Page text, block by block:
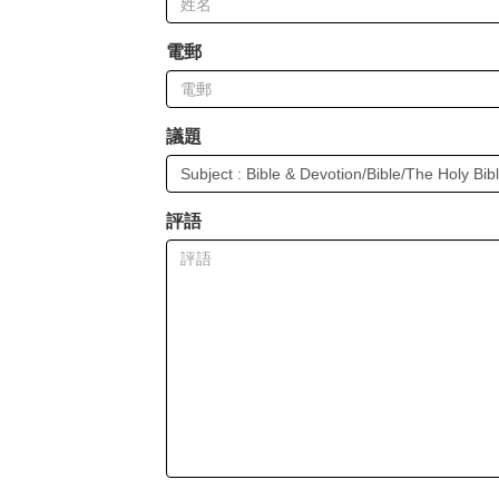
電郵
議題
評語